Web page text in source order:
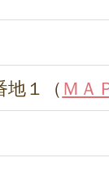
地１（ ＭＡ